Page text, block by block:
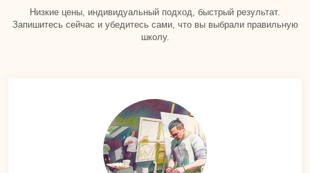
Низкие цены, индивидуальный подход, быстрый результат.
Запишитесь сейчас и убедитесь сами, что вы выбрали правильную
школу.